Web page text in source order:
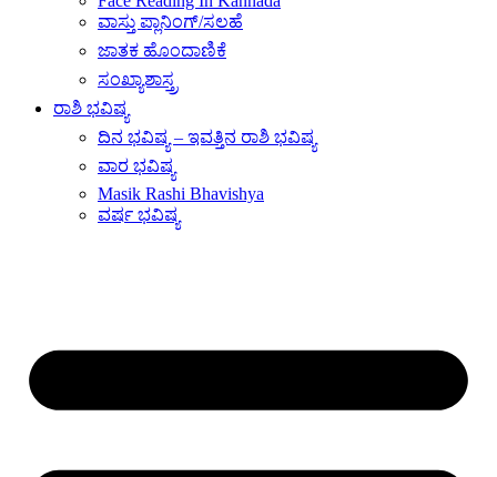
ವಾಸ್ತು ಪ್ಲಾನಿಂಗ್/ಸಲಹೆ
ಜಾತಕ ಹೊಂದಾಣಿಕೆ
ಸಂಖ್ಯಾಶಾಸ್ತ್ರ
ರಾಶಿ ಭವಿಷ್ಯ
ದಿನ ಭವಿಷ್ಯ – ಇವತ್ತಿನ ರಾಶಿ ಭವಿಷ್ಯ
ವಾರ ಭವಿಷ್ಯ
Masik Rashi Bhavishya
ವರ್ಷ ಭವಿಷ್ಯ